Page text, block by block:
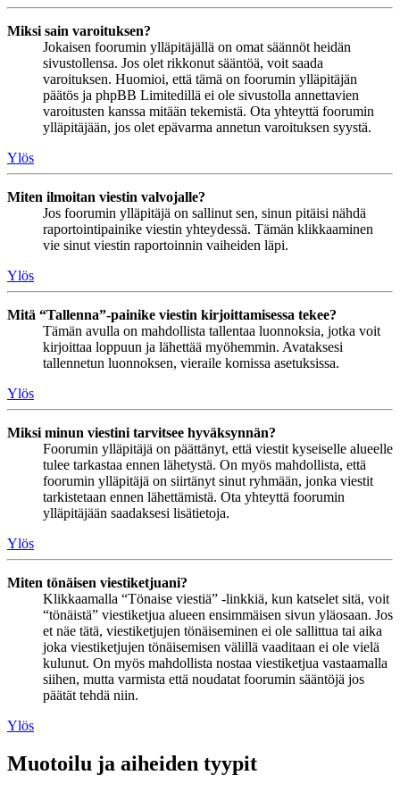
Miksi sain varoituksen?
Jokaisen foorumin ylläpitäjällä on omat säännöt heidän
sivustollensa. Jos olet rikkonut sääntöä, voit saada
varoituksen. Huomioi, että tämä on foorumin ylläpitäjän
päätös ja phpBB Limitedillä ei ole sivustolla annettavien
varoitusten kanssa mitään tekemistä. Ota yhteyttä foorumin
ylläpitäjään, jos olet epävarma annetun varoituksen syystä.
Ylös
Miten ilmoitan viestin valvojalle?
Jos foorumin ylläpitäjä on sallinut sen, sinun pitäisi nähdä
raportointipainike viestin yhteydessä. Tämän klikkaaminen
vie sinut viestin raportoinnin vaiheiden läpi.
Ylös
Mitä “Tallenna”-painike viestin kirjoittamisessa tekee?
Tämän avulla on mahdollista tallentaa luonnoksia, jotka voit
kirjoittaa loppuun ja lähettää myöhemmin. Avataksesi
tallennetun luonnoksen, vieraile komissa asetuksissa.
Ylös
Miksi minun viestini tarvitsee hyväksynnän?
Foorumin ylläpitäjä on päättänyt, että viestit kyseiselle alueelle
tulee tarkastaa ennen lähetystä. On myös mahdollista, että
foorumin ylläpitäjä on siirtänyt sinut ryhmään, jonka viestit
tarkistetaan ennen lähettämistä. Ota yhteyttä foorumin
ylläpitäjään saadaksesi lisätietoja.
Ylös
Miten tönäisen viestiketjuani?
Klikkaamalla “Tönaise viestiä” -linkkiä, kun katselet sitä, voit
“tönäistä” viestiketjua alueen ensimmäisen sivun yläosaan. Jos
et näe tätä, viestiketjujen tönäiseminen ei ole sallittua tai aika
joka viestiketjujen tönäisemisen välillä vaaditaan ei ole vielä
kulunut. On myös mahdollista nostaa viestiketjua vastaamalla
siihen, mutta varmista että noudatat foorumin sääntöjä jos
päätät tehdä niin.
Ylös
Muotoilu ja aiheiden tyypit